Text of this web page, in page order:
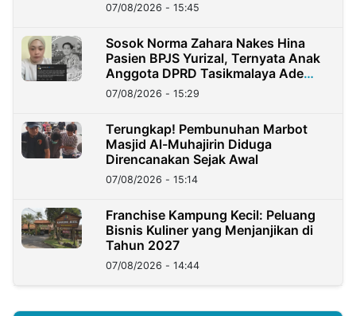
07/08/2026 - 15:45
Sosok Norma Zahara Nakes Hina
Pasien BPJS Yurizal, Ternyata Anak
Anggota DPRD Tasikmalaya Ade
Lukman
07/08/2026 - 15:29
Terungkap! Pembunuhan Marbot
Masjid Al-Muhajirin Diduga
Direncanakan Sejak Awal
07/08/2026 - 15:14
Franchise Kampung Kecil: Peluang
Bisnis Kuliner yang Menjanjikan di
Tahun 2027
07/08/2026 - 14:44